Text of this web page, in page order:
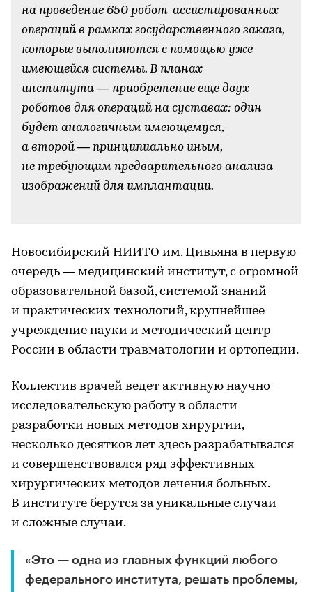
на проведение 650 робот-ассистированных
операций в рамках государственного заказа,
которые выполняются с помощью уже
имеющейся системы. В планах
института — приобретение еще двух
роботов для операций на суставах: один
будет аналогичным имеющемуся,
а второй — принципиально иным,
не требующим предварительного анализа
изображений для имплантации.
Новосибирский НИИТО им. Цивьяна в первую
очередь — медицинский институт, с огромной
образовательной базой, системой знаний
и практических технологий, крупнейшее
учреждение науки и методический центр
России в области травматологии и ортопедии.
Коллектив врачей ведет активную научно-
исследовательскую работу в области
разработки новых методов хирургии,
несколько десятков лет здесь разрабатывался
и совершенствовался ряд эффективных
хирургических методов лечения больных.
В институте берутся за уникальные случаи
и сложные случаи.
«Это — одна из главных функций любого
федерального института, решать проблемы,